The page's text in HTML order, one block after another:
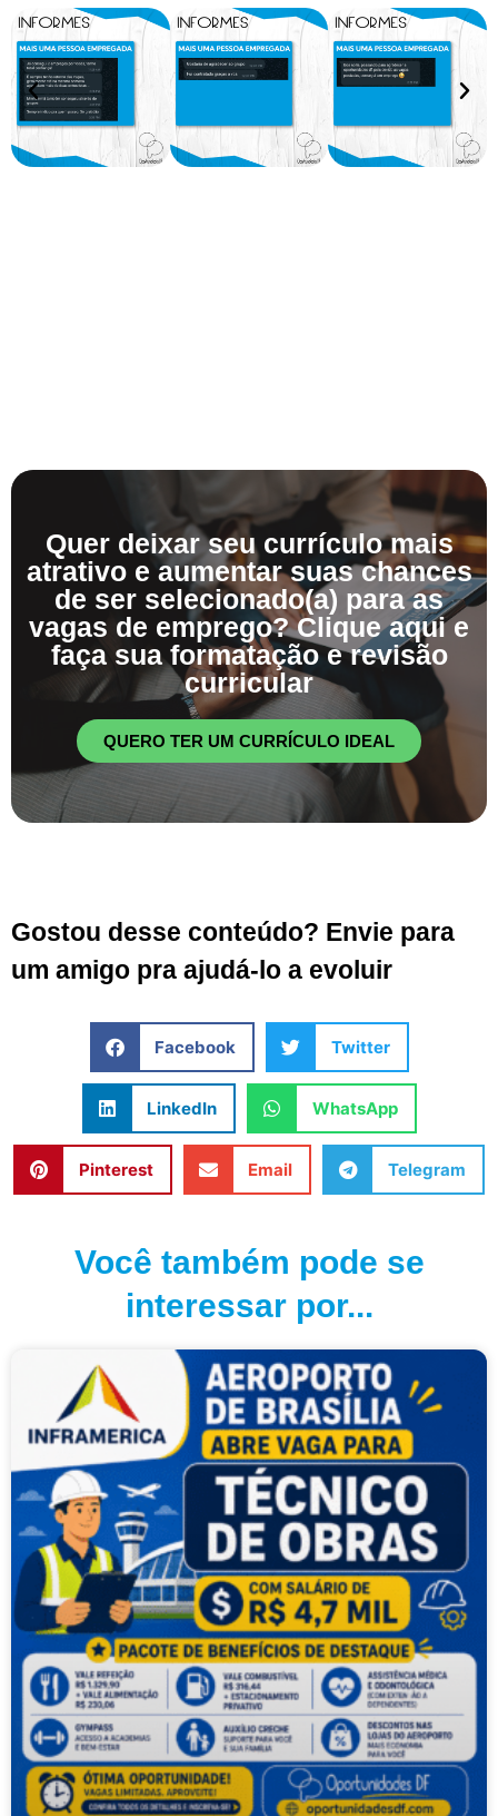
Quer deixar seu currículo mais
atrativo e aumentar suas chances
de ser selecionado(a) para as
vagas de emprego? Clique aqui e
faça sua formatação e revisão
curricular
QUERO TER UM CURRÍCULO IDEAL
Gostou desse conteúdo? Envie para
um amigo pra ajudá-lo a evoluir
Facebook Twitter
LinkedIn WhatsApp
Pinterest Email Telegram
Você também pode se
interessar por...